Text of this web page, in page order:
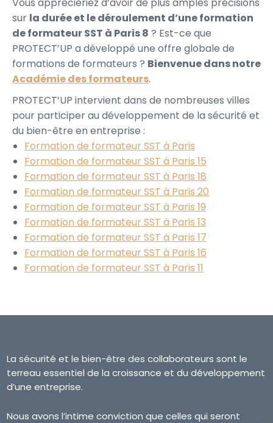
sur la durée et le déroulement d’une formation
de formateur SST à Paris 8 ? Est-ce que
PROTECT’UP a développé une offre globale de
formations de formateurs ? Bienvenue dans notre
Académie des formateurs.
PROTECT’UP intervient dans de nombreuses villes
pour participer au développement de la sécurité et
du bien-être en entreprise :
Formation de formateur SST à Paris
Formation de formateur SST à Paris 15
Formation de formateur SST à Paris 18
Formation de formateur SST à Paris 20
Formation de formateur SST à Paris 19
Formation de formateur SST à Paris 13
Formation de formateur SST à Paris 17
Formation de formateur SST à Paris 16
Formation de formateur SST à Paris 11
La sécurité et le bien-être des collaborateurs sont le
terreau essentiel de la croissance et du développement
d’une entreprise.
Nous avons l’intime conviction que celles qui seront